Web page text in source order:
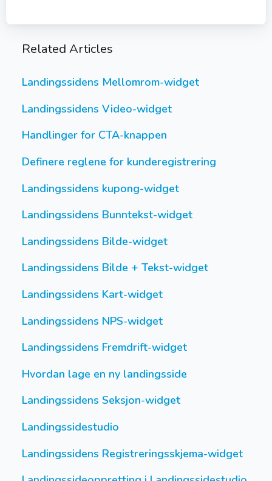
Related Articles
Landingssidens Mellomrom-widget
Landingssidens Video-widget
Handlinger for CTA-knappen
Definere reglene for kunderegistrering
Landingssidens kupong-widget
Landingssidens Bunntekst-widget
Landingssidens Bilde-widget
Landingssidens Bilde + Tekst-widget
Landingssidens Kart-widget
Landingssidens NPS-widget
Landingssidens Fremdrift-widget
Hvordan lage en ny landingsside
Landingssidens Seksjon-widget
Landingssidestudio
Landingssidens Registreringsskjema-widget